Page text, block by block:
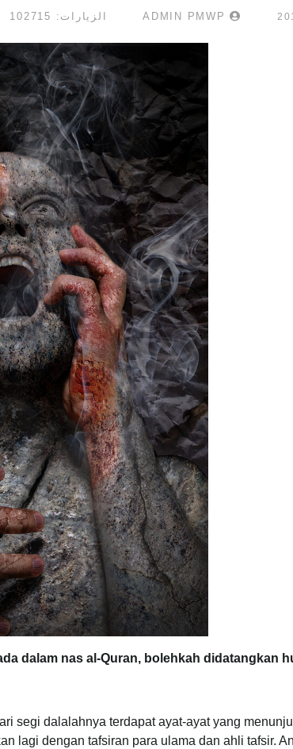
ADMIN PMWP الزيارات: 102715
dalam nas al-Quran, bolehkah didatangkan
segi dalalahnya terdapat ayat-ayat yang
lagi dengan tafsiran para ulama dan ahli tafsir.